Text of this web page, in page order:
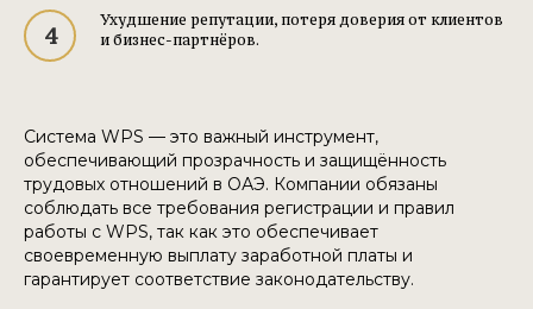
Ухудшение репутации, потеря доверия от клиентов
и бизнес-партнёров.
Система WPS — это важный инструмент,
обеспечивающий прозрачность и защищённость
трудовых отношений в ОАЭ. Компании обязаны
соблюдать все требования регистрации и правил
работы с WPS, так как это обеспечивает
своевременную выплату заработной платы и
гарантирует соответствие законодательству.